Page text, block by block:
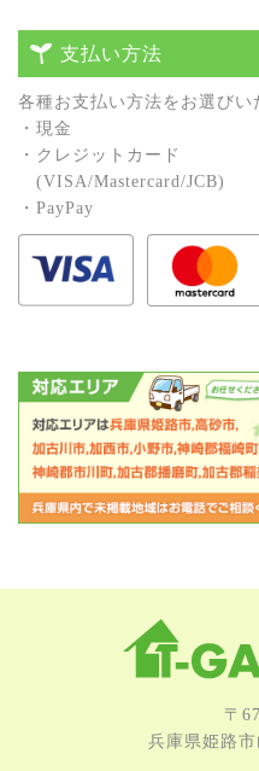
支払い方法
各種お⽀払い⽅法をお選びい
・現⾦
・クレジットカード
(VISA/Mastercard/JCB)
・PayPay
〒
兵庫県姫路